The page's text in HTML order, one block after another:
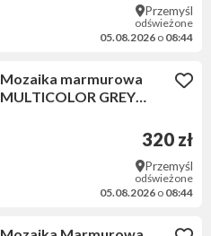
Przemyśl
odświeżone
05.08.2026 o 08:44
Mozaika marmurowa
MULTICOLOR GREY
320 zł
Przemyśl
odświeżone
05.08.2026 o 08:44